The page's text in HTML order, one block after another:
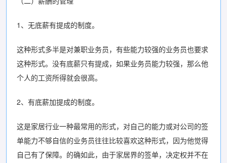
1、无底薪有提成的制度。
这种形式多半是对兼职业务员，有些能力较强的业务员也要求
这种形式。没有底薪只有提成，如果业务员能力较强，那么他
个人的工资所得就会很高。
2、有底薪加提成的制度。
这是家居行业一种最常用的形式，对自己的能力或对公司的签
单能力不够自信的业务员往往比较喜欢这种形式，因为他觉得
自己有了保障。的确如此，由于家居界的签单，决定权并不在